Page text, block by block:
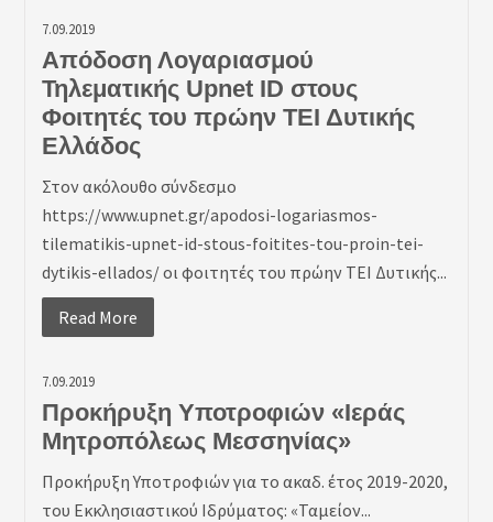
7.09.2019
Απόδοση Λογαριασμού
Τηλεματικής Upnet ID στους
Φοιτητές του πρώην ΤΕΙ Δυτικής
Ελλάδος
Στον ακόλουθο σύνδεσμο
https://www.upnet.gr/apodosi-logariasmos-
tilematikis-upnet-id-stous-foitites-tou-proin-tei-
dytikis-ellados/ οι φοιτητές του πρώην ΤΕΙ Δυτικής...
Read More
7.09.2019
Προκήρυξη Υποτροφιών «Ιεράς
Μητροπόλεως Μεσσηνίας»
Προκήρυξη Υποτροφιών για το ακαδ. έτος 2019-2020,
του Εκκλησιαστικού Ιδρύματος: «Ταμείον...